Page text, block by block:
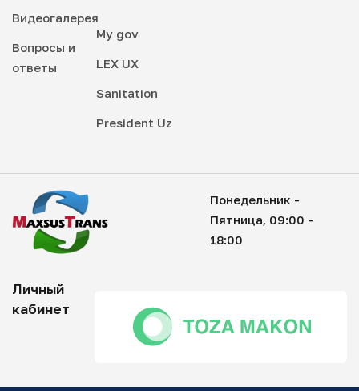
Видеогалерея
Вопросы и
ответы
My gov
LEX UX
Sanitation
President Uz
Понедельник -
Пятница, 09:00 -
18:00
Личный
кабинет